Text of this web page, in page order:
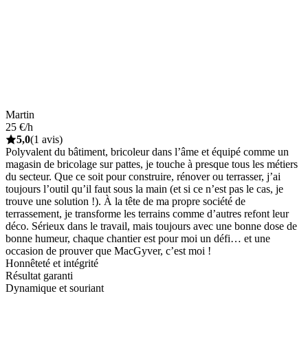
Martin
25 €/h
5,0(1 avis)
Polyvalent du bâtiment, bricoleur dans l’âme et équipé comme un
magasin de bricolage sur pattes, je touche à presque tous les métiers
du secteur. Que ce soit pour construire, rénover ou terrasser, j’ai
toujours l’outil qu’il faut sous la main (et si ce n’est pas le cas, je
trouve une solution !). À la tête de ma propre société de
terrassement, je transforme les terrains comme d’autres refont leur
déco. Sérieux dans le travail, mais toujours avec une bonne dose de
bonne humeur, chaque chantier est pour moi un défi… et une
occasion de prouver que MacGyver, c’est moi !
Honnêteté et intégrité
Résultat garanti
Dynamique et souriant